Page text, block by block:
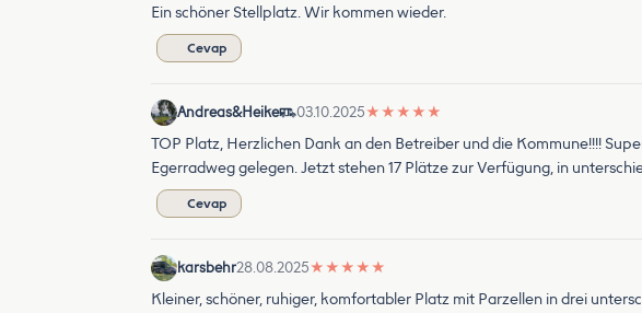
Ein schöner Stellplatz. Wir kommen wieder.
Cevap
Andreas&Heike 03.10.2025★ ★ ★ ★ ★
TOP Platz, Herzlichen Dank an den Betreiber und die Kommune!!!!
Egerradweg gelegen. Jetzt stehen 17 Plätze zur Verfügung, in
Cevap
karsbehr28.08.2025★ ★ ★ ★ ★
Kleiner, schöner, ruhiger, komfortabler Platz mit Parzellen in drei